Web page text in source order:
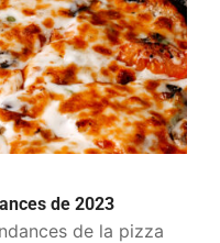
de 2023
de la pizza